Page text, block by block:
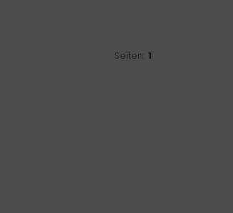
Seiten: 1